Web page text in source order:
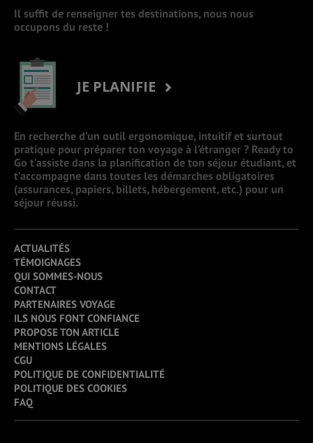
Il suffit de renseigner tes destinations, nous nous
occupons du reste !
JE PLANIFIE
En recherche d’un outil ergonomique, intuitif et surtout
pratique pour préparer ton voyage à l’étranger ? Ready to
Go t’assiste dans la planification de ton séjour étudiant, et
t’accompagne dans toutes les démarches obligatoires
(assurances, papiers, billets, hébergement, etc.) pour un
séjour réussi.
ACTUALITÉS
TÉMOIGNAGES
QUI SOMMES-NOUS
CONTACT
PARTENAIRES VOYAGE
ILS NOUS FONT CONFIANCE
PROPOSE TON ARTICLE
MENTIONS LÉGALES
CGU
POLITIQUE DE CONFIDENTIALITÉ
POLITIQUE DES COOKIES
FAQ